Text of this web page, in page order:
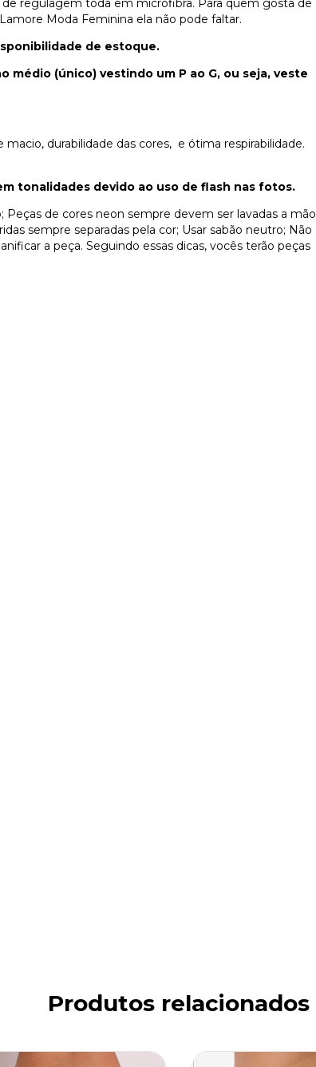
regulagem toda em microfibra. Para quem gosta de
Moda Feminina ela não pode faltar.
de estoque.
médio (único) vestindo um P ao G, ou seja, veste
durabilidade das cores, e ótima respirabilidade.
tonalidades devido ao uso de flash nas fotos.
de cores neon sempre devem ser lavadas a mão
sempre separadas pela cor; Usar sabão neutro; Não
a peça. Seguindo essas dicas, vocês terão peças
Produtos relacionados